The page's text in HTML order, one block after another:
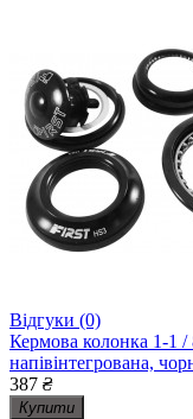
Відгуки (0)
Кермова колонка 1-1
напівінтегрована,
387 ₴
Купити